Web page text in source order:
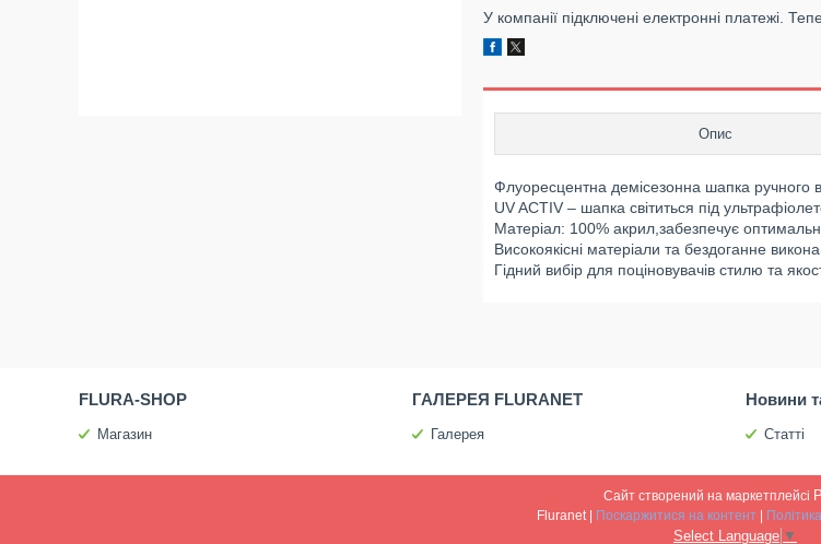
У компанії підключені електронні платежі.
Опис
Флуоресцентна демісезонна шапка ручного
UV ACTIV – шапка світиться під
Матеріал: 100% акрил,забезпечує
Високоякісні матеріали та бездоганне
Гідний вибір для поціновувачів стилю та
FLURA-SHOP
Магазин
ГАЛЕРЕЯ FLURANET
Галерея
Новини
Статті
Сайт створений на маркетплейсі
Поскаржитися на контент
Select Language ▼